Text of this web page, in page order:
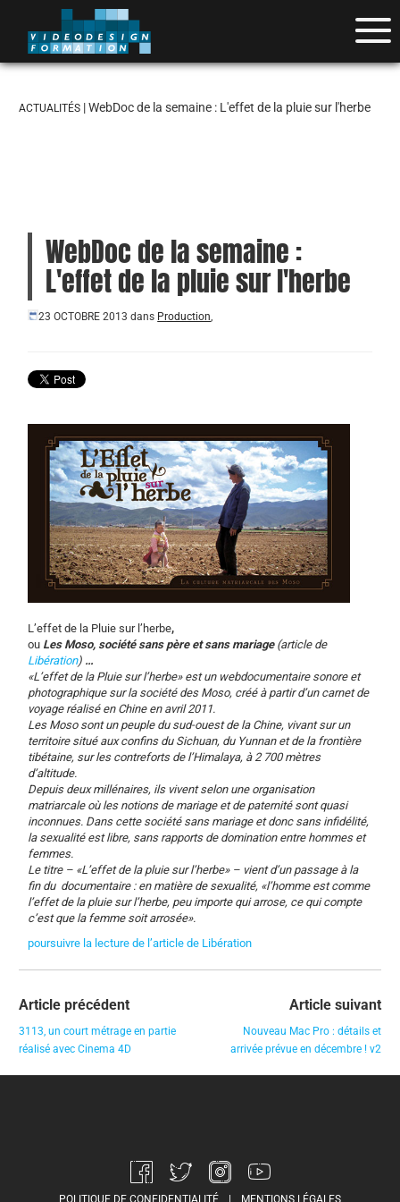
ACTUALITÉS | WebDoc de la semaine : L'effet de la pluie sur l'herbe
WebDoc de la semaine :
L'effet de la pluie sur l'herbe
23 OCTOBRE 2013 dans Production,
L’effet de la Pluie sur l’herbe,
ou Les Moso, société sans père et sans mariage (article de
L ibération) …
«L’effet de la Pluie sur l’herbe» est un webdocumentaire sonore et
photographique sur la société des Moso, créé à partir d’un carnet de
voyage réalisé en Chine en avril 2011.
Les Moso sont un peuple du sud-ouest de la Chine, vivant sur un
territoire situé aux confins du Sichuan, du Yunnan et de la frontière
tibétaine, sur les contreforts de l’Himalaya, à 2 700 mètres
d’altitude.
Depuis deux millénaires, ils vivent selon une organisation
matriarcale où les notions de mariage et de paternité sont quasi
inconnues. Dans cette société sans mariage et donc sans infidélité,
la sexualité est libre, sans rapports de domination entre hommes et
femmes.
Le titre – «L’effet de la pluie sur l’herbe» – vient d’un passage à la
fin du documentaire : en matière de sexualité, «l’homme est comme
l’effet de la pluie sur l’herbe, peu importe qui arrose, ce qui compte
c’est que la femme soit arrosée».
poursuivre la lecture de l’article de Libération
Article précédent
3113, un court métrage en partie
réalisé avec Cinema 4D
Article suivant
Nouveau Mac Pro : détails et
arrivée prévue en décembre ! v2
POLITIQUE DE CONFIDENTIALITÉ | MENTIONS LÉGALES